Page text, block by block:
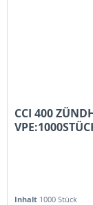
CCI 400
Inhalt 1000 Stück